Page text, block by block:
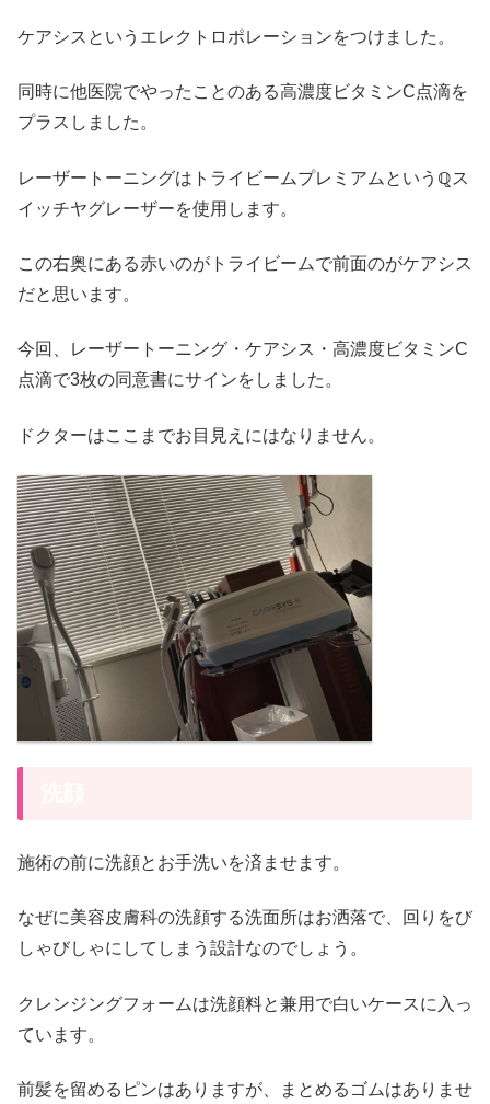
ケアシスというエレクトロポレーションをつけました。
同時に他医院でやったことのある高濃度ビタミンC点滴を
プラスしました。
レーザートーニングはトライビームプレミアムというℚス
イッチヤグレーザーを使用します。
この右奥にある赤いのがトライビームで前面のがケアシス
だと思います。
今回、レーザートーニング・ケアシス・高濃度ビタミンC
点滴で3枚の同意書にサインをしました。
ドクターはここまでお目見えにはなりません。
施術の前に洗顔とお手洗いを済ませます。
なぜに美容皮膚科の洗顔する洗面所はお洒落で、回りをび
しゃびしゃにしてしまう設計なのでしょう。
クレンジングフォームは洗顔料と兼用で白いケースに入っ
ています。
前髪を留めるピンはありますが、まとめるゴムはありませ